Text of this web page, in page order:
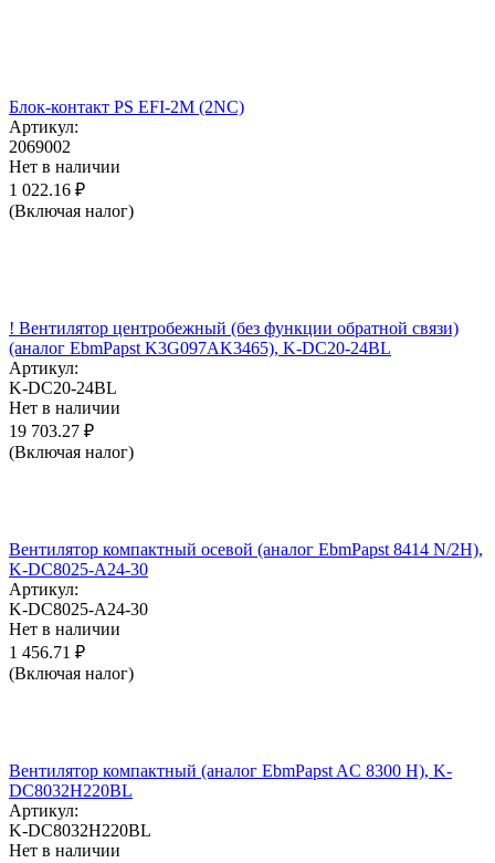
Блок-контакт PS EFI-2M (2NC)
Артикул:
2069002
Нет в наличии
1 022.16 ₽
(Включая налог)
! Вентилятор центробежный (без функции обратной связи)
(аналог EbmPapst K3G097AK3465), K-DC20-24BL
Артикул:
K-DC20-24BL
Нет в наличии
19 703.27 ₽
(Включая налог)
Вентилятор компактный осевой (аналог EbmPapst 8414 N/2H),
K-DC8025-A24-30
Артикул:
K-DC8025-A24-30
Нет в наличии
1 456.71 ₽
(Включая налог)
Вентилятор компактный (аналог EbmPapst AC 8300 H), K-
DC8032H220BL
Артикул:
K-DC8032H220BL
Нет в наличии